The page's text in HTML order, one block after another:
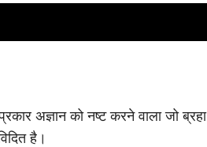
अज्ञान को नष्ट करने वाला जो ब्रहा
है।